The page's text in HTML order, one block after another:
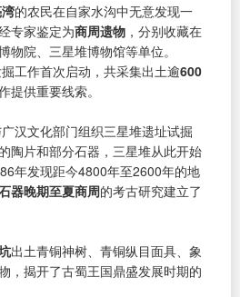
的农民在自家水沟中无意发现一
专家鉴定为商周遗物 ，分别收藏在
物院、三星堆博物馆等单位。
工作首次启动，共采集出土逾600
提供重要线索。
汉文化部门组织三星堆遗址试掘
陶片和部分石器，三星堆从此开始
年发现距今4800年至2600年的地
器晚期至夏商周的考古研究建立了
出土青铜神树、青铜纵目面具、象
，揭开了古蜀王国鼎盛发展时期的